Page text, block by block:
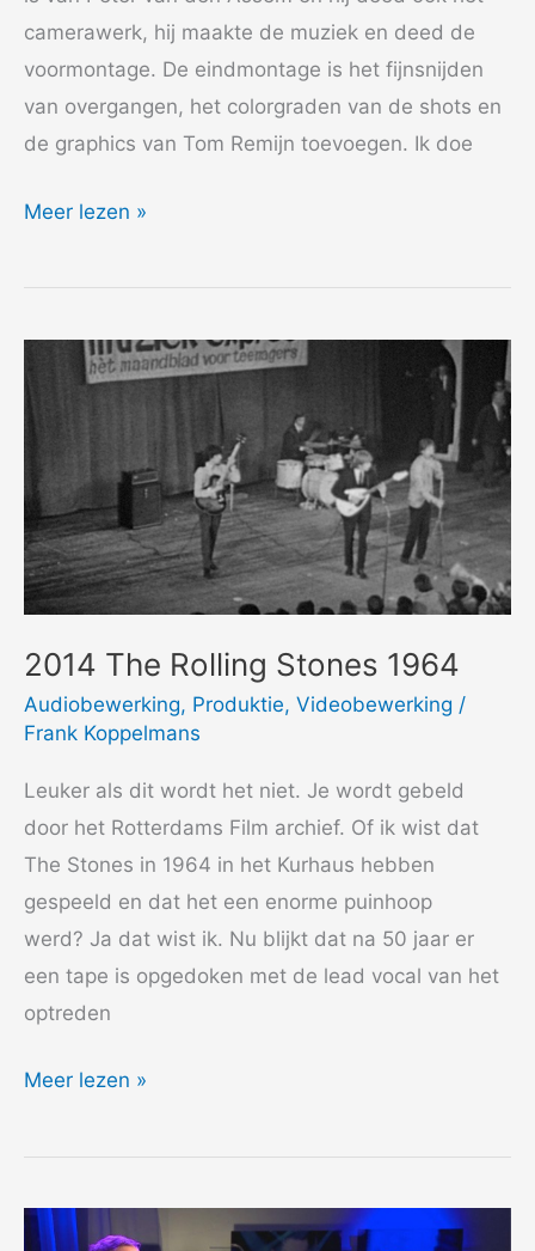
camerawerk, hij maakte de muziek en deed de
voormontage. De eindmontage is het fijnsnijden
van overgangen, het colorgraden van de shots en
de graphics van Tom Remijn toevoegen. Ik doe
2013
Meer lezen »
2014 The Rolling Stones 1964
Audiobewerking, Produktie, Videobewerking /
Frank Koppelmans
Leuker als dit wordt het niet. Je wordt gebeld
door het Rotterdams Film archief. Of ik wist dat
The Stones in 1964 in het Kurhaus hebben
gespeeld en dat het een enorme puinhoop
werd? Ja dat wist ik. Nu blijkt dat na 50 jaar er
een tape is opgedoken met de lead vocal van het
optreden
2014
Rolling
1964
Meer lezen »